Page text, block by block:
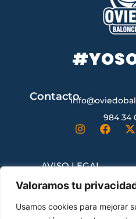
Valoramos tu
Usamos cookies para mejorar
Contacto
984 34
AVISO LEGAL
CONTRATACIÓN